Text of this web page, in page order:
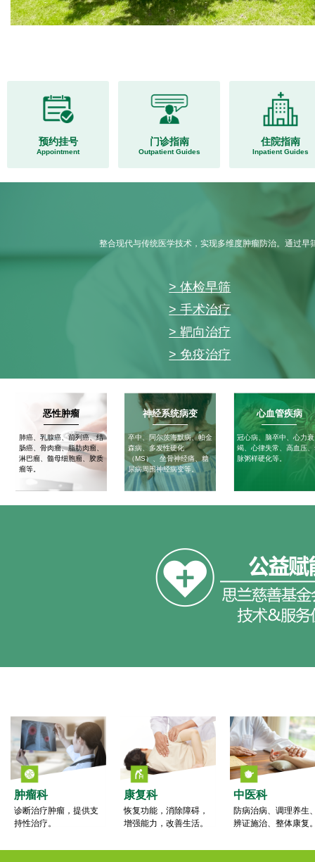
预约挂号
Appointment
门诊指南
Outpatient Guides
住院指南
Inpatient Guides
整合现代与传统医学技术，实现多维度肿瘤防治。通过
> 体检早筛
> 手术治疗
> 靶向治疗
> 免疫治疗
恶性肿瘤
肺癌、乳腺癌、前列癌、结
肠癌、骨肉瘤、脂肪肉瘤、
淋巴瘤、髓母细胞瘤、胶质
瘤等。
神经系统病变
卒中、阿尔茨海默病、帕金
森病、多发性硬化
（MS）、坐骨神经痛、糖
尿病周围神经病变等。
心血管疾病
冠心病、脑卒中、心力衰
竭、心律失常、高血压
脉粥样硬化等。
肿瘤科
诊断治疗肿瘤，提供支
持性治疗。
康复科
恢复功能，消除障碍，
增强能力，改善生活。
中医科
防病治病、调理养生
辨证施治、整体康复